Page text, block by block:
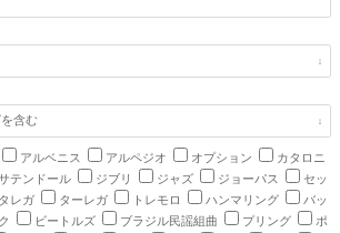
アルベニス アルペジオ オプション
カタロニ
テンドール ジブリ ジャズ ジョーパス
セッ
タレガ ターレガ トレモロ ハンマリング
バッ
ビートルズ ブラジル民謡組曲 プリング
ポ